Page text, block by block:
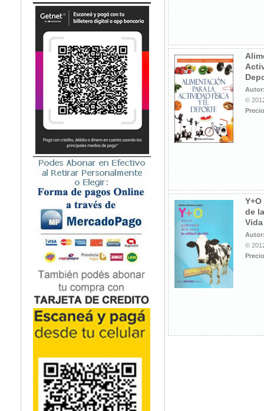
Histología
Homeopatía
Infectología
Inmunología
Instrumentación Quirurgica
Medicina del Deporte / Rehabilitación
Medicina Emergencias / Urgencias
Medicina Forense / Legal
Medicina General
Medicina Interna
Microbiología
Nefrología
Neonatología / Pediatría
Neumología
Neuroanatomía / Neurociencia
Neurocirugía
Neurología
Nutrición
Odontología
Oftalmología
Oncología / Cuidados Paliativos
Ortopedía / Traumatología
Osteopatía
Otorrinolaringología
Podología
Psicología
Psiquiatría
Química
©
de
Vida
©